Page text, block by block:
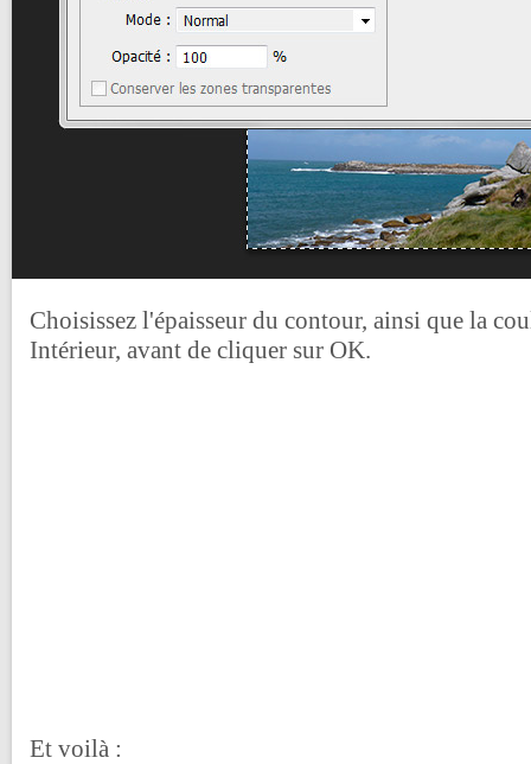
Choisissez l'épaisseur du contour, ainsi que la
Intérieur, avant de cliquer sur OK.
Et voilà :